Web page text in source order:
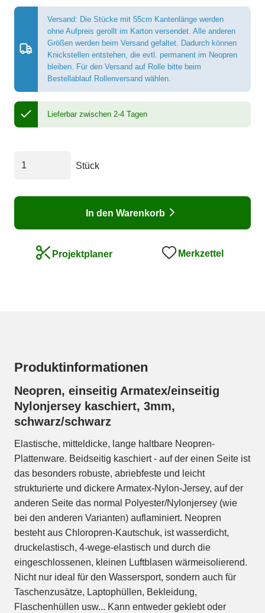
Versand: Die Stücke mit 55cm Kantenlänge werden
ohne Aufpreis gerollt im Karton versendet. Alle anderen
Größen werden beim Versand gefaltet. Dadurch können
Knickstellen entstehen, die evtl. permanent im Neopren
bleiben. Für den Versand auf Rolle bitte beim
Bestellablauf Rollenversand wählen.
Lieferbar zwischen 2-4 Tagen
Stück
In den Warenkorb
Projektplaner Merkzettel
Produktinformationen
Neopren, einseitig Armatex/einseitig
Nylonjersey kaschiert, 3mm,
schwarz/schwarz
Elastische, mitteldicke, lange haltbare Neopren-
Plattenware. Beidseitig kaschiert - auf der einen Seite ist
das besonders robuste, abriebfeste und leicht
strukturierte und dickere Armatex-Nylon-Jersey, auf der
anderen Seite das normal Polyester/Nylonjersey (wie
bei den anderen Varianten) auflaminiert. Neopren
besteht aus Chloropren-Kautschuk, ist wasserdicht,
druckelastisch, 4-wege-elastisch und durch die
eingeschlossenen, kleinen Luftblasen wärmeisolierend.
Nicht nur ideal für den Wassersport, sondern auch für
Taschenzusätze, Laptophüllen, Bekleidung,
Flaschenhüllen usw... Kann entweder geklebt oder